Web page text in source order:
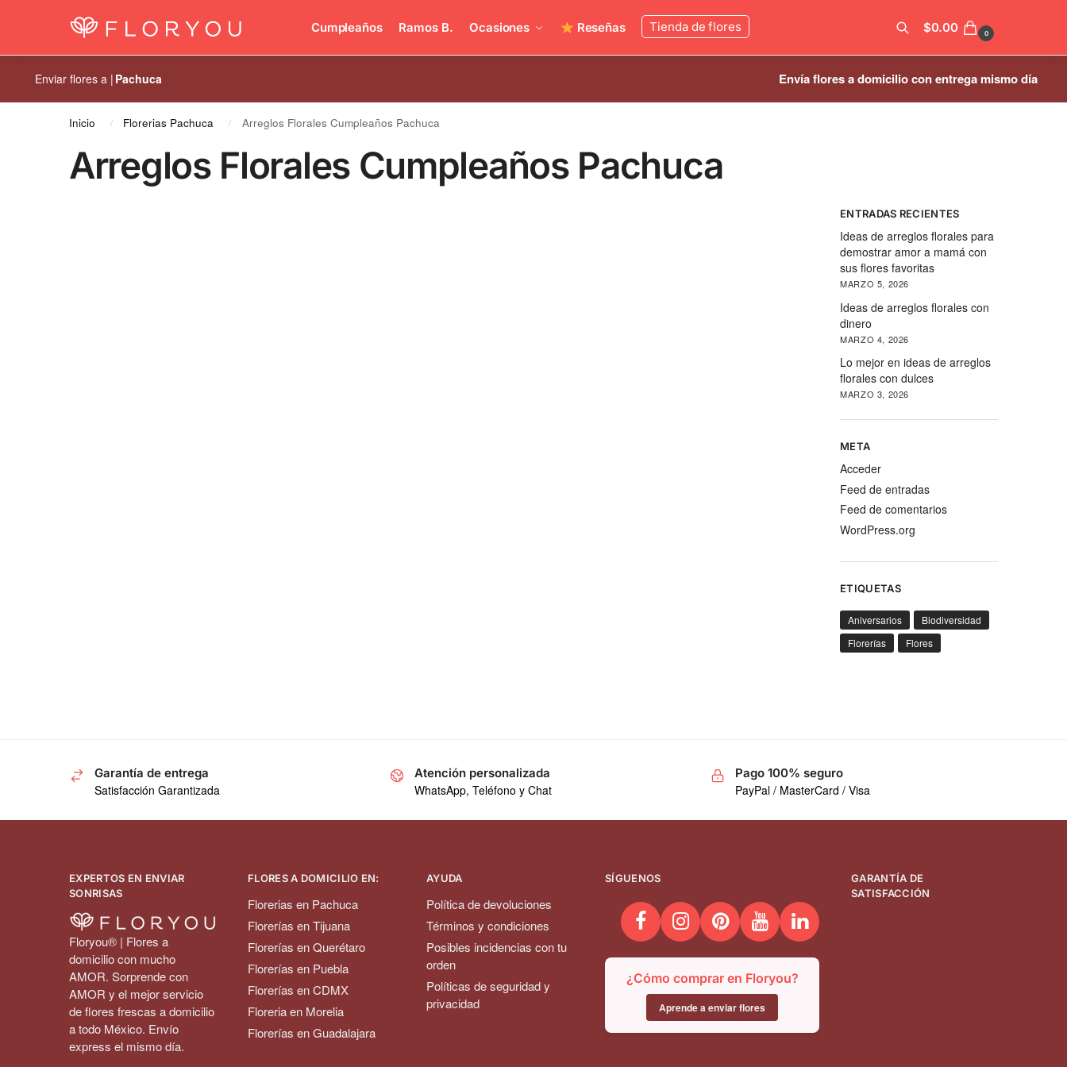
Cumpleaños Ramos B. Ocasiones Reseñas Tienda de flores
Los arreglos favoritos
Buscar
$0.00 0
Enviar flores a | Pachuca Envía flores a domicilio con entrega mismo día
Inicio / Florerias Pachuca / Arreglos Florales Cumpleaños Pachuca
Arreglos Florales Cumpleaños Pachuca
ENTRADAS RECIENTES
Ideas de arreglos florales para
demostrar amor a mamá con
sus flores favoritas
MARZO 5, 2026
Ideas de arreglos florales con
dinero
MARZO 4, 2026
Lo mejor en ideas de arreglos
florales con dulces
MARZO 3, 2026
META
Acceder
Feed de entradas
Feed de comentarios
WordPress.org
ETIQUETAS
Aniversarios
Biodiversidad
Florerías
Flores
Garantía de entrega
Satisfacción Garantizada
Atención personalizada
WhatsApp, Teléfono y Chat
Pago 100% seguro
PayPal / MasterCard / Visa
EXPERTOS EN ENVIAR
SONRISAS
Floryou® | Flores a
domicilio con mucho
AMOR. Sorprende con
AMOR y el mejor servicio
de flores frescas a domicilio
a todo México. Envío
express el mismo día.
FLORES A DOMICILIO EN:
Florerias en Pachuca
Florerías en Tijuana
Florerías en Querétaro
Florerías en Puebla
Florerías en CDMX
Floreria en Morelia
Florerías en Guadalajara
AYUDA
Política de devoluciones
Términos y condiciones
Posibles incidencias con tu
orden
Políticas de seguridad y
privacidad
SÍGUENOS
¿Cómo comprar en Floryou?
Aprende a enviar flores
GARANTÍA DE
SATISFACCIÓN